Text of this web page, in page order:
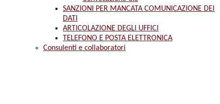
SANZIONI PER MANCATA COMUNICAZIONE DEI
DATI
ARTICOLAZIONE DEGLI UFFICI
TELEFONO E POSTA ELETTRONICA
Consulenti e collaboratori